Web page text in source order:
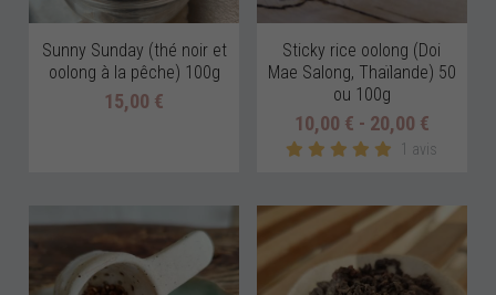
Sunny Sunday (thé noir et
oolong à la pêche) 100g
15,00 €
Sticky rice oolong (Doi
Mae Salong, Thaïlande) 50
ou 100g
10,00 € - 20,00 €
1 avis